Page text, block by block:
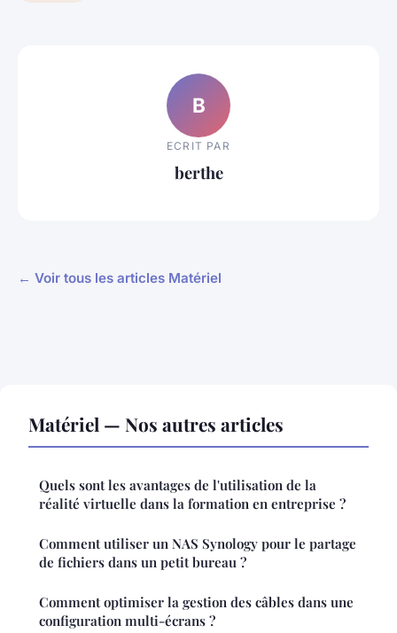
B
ECRIT PAR
berthe
← Voir tous les articles Matériel
Matériel — Nos autres articles
Quels sont les avantages de l'utilisation de la
réalité virtuelle dans la formation en entreprise ?
Comment utiliser un NAS Synology pour le partage
de fichiers dans un petit bureau ?
Comment optimiser la gestion des câbles dans une
configuration multi-écrans ?